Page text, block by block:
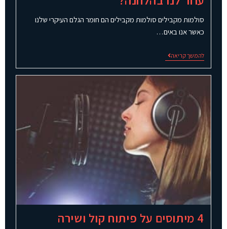
סולמות מקבילים סולמות מקבילים הם חומר הגלם העיקרי שלנו
כאשר אנו באים…
להמשך קריאה
4 מיתוסים על פיתוח קול ושירה